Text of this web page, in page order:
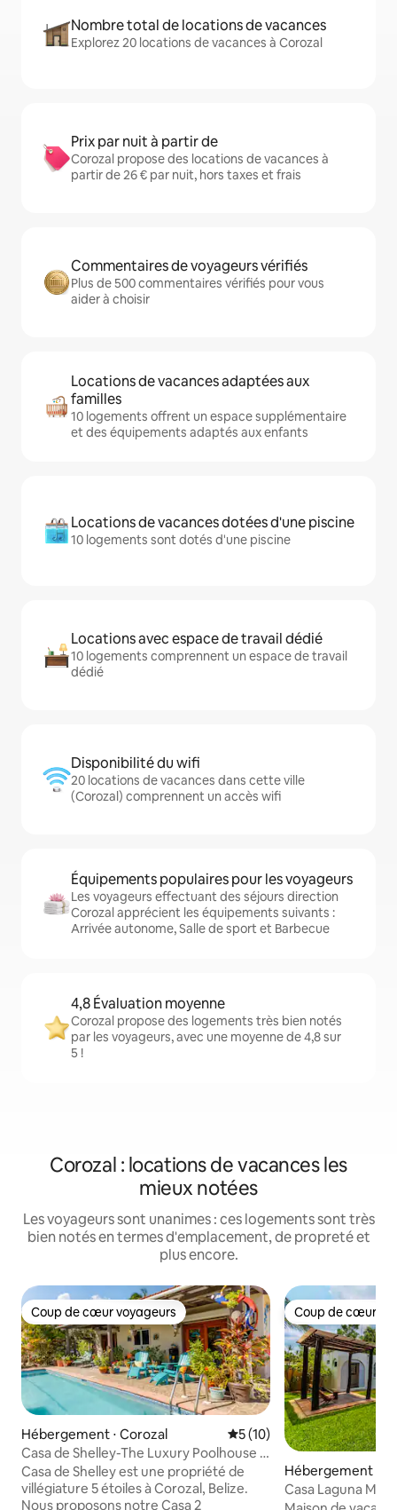
Nombre total de locations de vacances
Explorez 20 locations de vacances à Corozal
Prix par nuit à partir de
Corozal propose des locations de vacances à
partir de 26 € par nuit, hors taxes et frais
Commentaires de voyageurs vérifiés
Plus de 500 commentaires vérifiés pour vous
aider à choisir
Locations de vacances adaptées aux
familles
10 logements offrent un espace supplémentaire
et des équipements adaptés aux enfants
Locations de vacances dotées d'une piscine
10 logements sont dotés d'une piscine
Locations avec espace de travail dédié
10 logements comprennent un espace de travail
dédié
Disponibilité du wifi
20 locations de vacances dans cette ville
(Corozal) comprennent un accès wifi
Équipements populaires pour les voyageurs
Les voyageurs effectuant des séjours direction
Corozal apprécient les équipements suivants :
Arrivée autonome, Salle de sport et Barbecue
4,8 Évaluation moyenne
Corozal propose des logements très bien notés
par les voyageurs, avec une moyenne de 4,8 sur
5 !
Corozal : locations de vacances les
mieux notées
Les voyageurs sont unanimes : ces logements sont très
bien notés en termes d'emplacement, de propreté et
plus encore.
Coup de cœur voyageurs
Coup de cœur voyageurs
Hébergement ⋅ Corozal Évaluation moyenne sur la
5 (10)
Casa de Shelley-The Luxury Poolhouse -
2 couchages
Casa de Shelley est une propriété de
villégiature 5 étoiles à Corozal, Belize.
Nous proposons notre Casa 2
Coup de cœur
Coup de cœur
Hébergement ⋅
Casa Laguna
Bacalar